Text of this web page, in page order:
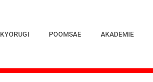
KYORUGI POOMSAE AKADEMIE